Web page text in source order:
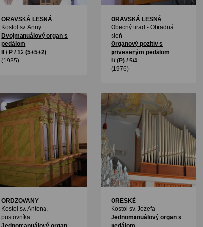
ORAVSKÁ LESNÁ
Kostol sv. Anny
Dvojmanuálový organ s
pedálom
II / P / 12 (5+5+2)
(1935)
ORAVSKÁ LESNÁ
Obecný úrad - Obradná
sieň
Organový pozitív s
priveseným pedálom
I / (P) / 5/4
(1976)
ORDZOVANY
Kostol sv. Antona,
pustovníka
ORESKÉ
Kostol sv. Jozefa
Jednomanuálový organ s